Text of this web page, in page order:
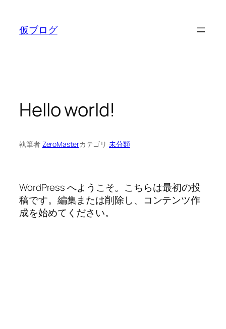
仮ブログ
Hello world!
執筆者:ZeroMasterカテゴリ:未分類
WordPress へようこそ。こちらは最初の投
稿です。編集または削除し、コンテンツ作
成を始めてください。